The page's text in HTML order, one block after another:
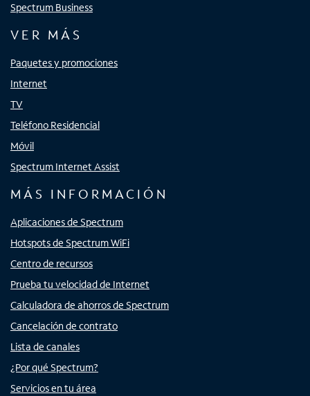
Spectrum Business
VER MÁS
Paquetes y promociones
Internet
TV
Teléfono Residencial
Móvil
Spectrum Internet Assist
MÁS INFORMACIÓN
Aplicaciones de Spectrum
Hotspots de Spectrum WiFi
Centro de recursos
Prueba tu velocidad de Internet
Calculadora de ahorros de Spectrum
Cancelación de contrato
Lista de canales
¿Por qué Spectrum?
Servicios en tu área